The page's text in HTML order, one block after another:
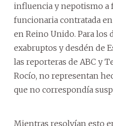
influencia y nepotismo a
funcionaria contratada en
en Reino Unido. Para los
exabruptos y desdén de
las reporteras de ABC y
Rocío, no representan
que no correspondía
Mientras resolvían esto